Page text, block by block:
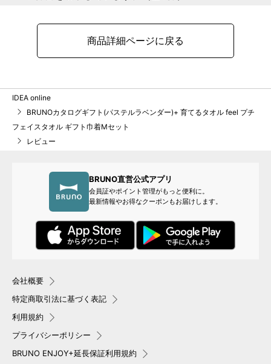
商品詳細ページに戻る
IDEA online
BRUNOカタログギフト(パステルラベンダー)+ 育てるタオル feel プチ
フェイスタオル ギフト巾着Mセット
レビュー
BRUNO直営公式アプリ
会員証やポイント管理がもっと便利に。
最新情報やお得なクーポンもお届けします。
会社概要
特定商取引法に基づく表記
利用規約
プライバシーポリシー
BRUNO ENJOY+延長保証利用規約